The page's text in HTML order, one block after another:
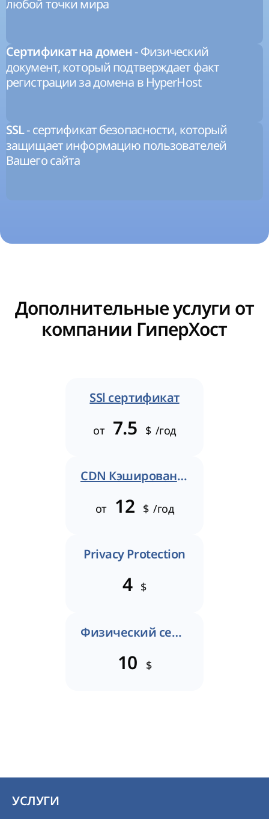
любой точки мира
Сертификат на домен- Физический
документ, который подтверждает факт
регистрации за домена в HyperHost
SSL- сертификат безопасности, который
защищает информацию пользователей
Вашего сайта
Дополнительные услуги от
компании ГиперХост
SSl сертификат
от 7.5 $ /год
CDN Кэширование
от 12 $ /год
Privacy Protection
4 $
Физический сертификат
10 $
УСЛУГИ